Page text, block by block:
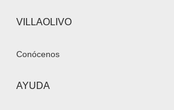
VILLAOLIVO
Conócenos
AYUDA